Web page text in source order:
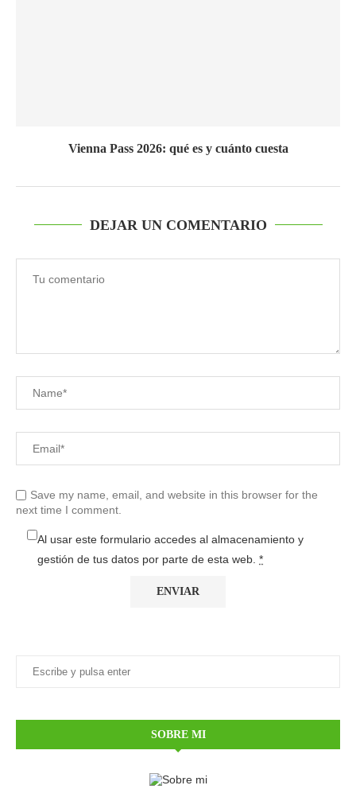
Vienna Pass 2026: qué es y cuánto cuesta
DEJAR UN COMENTARIO
Save my name, email, and website in this browser for the
next time I comment.
Al usar este formulario accedes al almacenamiento y
gestión de tus datos por parte de esta web. *
SOBRE MI